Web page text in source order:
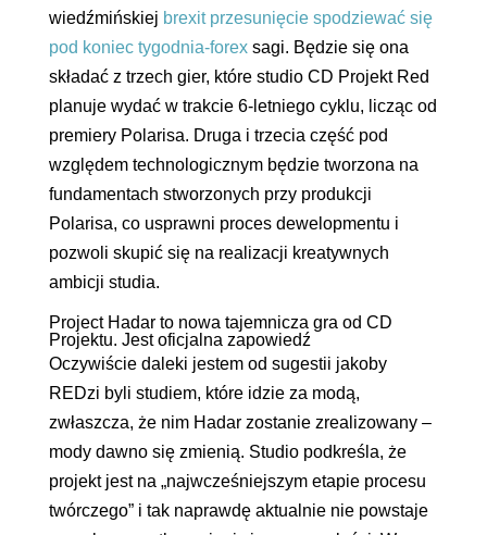
wiedźmińskiej brexit przesunięcie spodziewać się
pod koniec tygodnia-forexsagi. Będzie się ona
składać z trzech gier, które studio CD Projekt Red
planuje wydać w trakcie 6-letniego cyklu, licząc od
premiery Polarisa. Druga i trzecia część pod
względem technologicznym będzie tworzona na
fundamentach stworzonych przy produkcji
Polarisa, co usprawni proces dewelopmentu i
pozwoli skupić się na realizacji kreatywnych
ambicji studia.
Project Hadar to nowa tajemnicza gra od CD
Projektu. Jest oficjalna zapowiedź
Oczywiście daleki jestem od sugestii jakoby
REDzi byli studiem, które idzie za modą,
zwłaszcza, że nim Hadar zostanie zrealizowany –
mody dawno się zmienią. Studio podkreśla, że
projekt jest na „najwcześniejszym etapie procesu
twórczego” i tak naprawdę aktualnie nie powstaje